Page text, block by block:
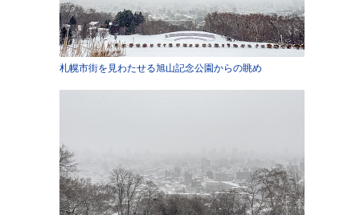
札幌市街を見わたせる旭山記念公園からの眺め